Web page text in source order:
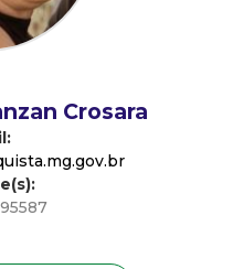
Crosara